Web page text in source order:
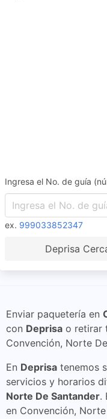
Ingresa el No. de guía
ex. 999033852347
Deprisa
Enviar paquetería en
con Deprisa o retirar
Convención, Norte
En Deprisa tenemos
servicios y horarios
Norte De Santander.
en Convención,